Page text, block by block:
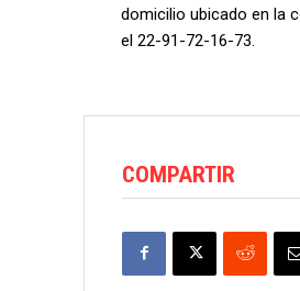
domicilio ubicado en la
el 22-91-72-16-73.
COMPARTIR